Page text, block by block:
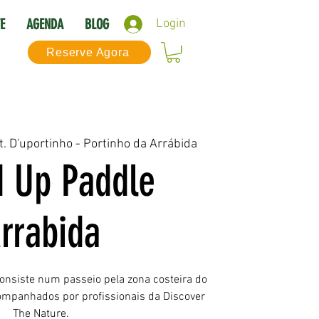
Login
AGENDA BLOG
Reserve Agora
D'uportinho - Portinho da Arrábida
Up Paddle
num passeio pela zona costeira do
por profissionais da Discover
The Nature.